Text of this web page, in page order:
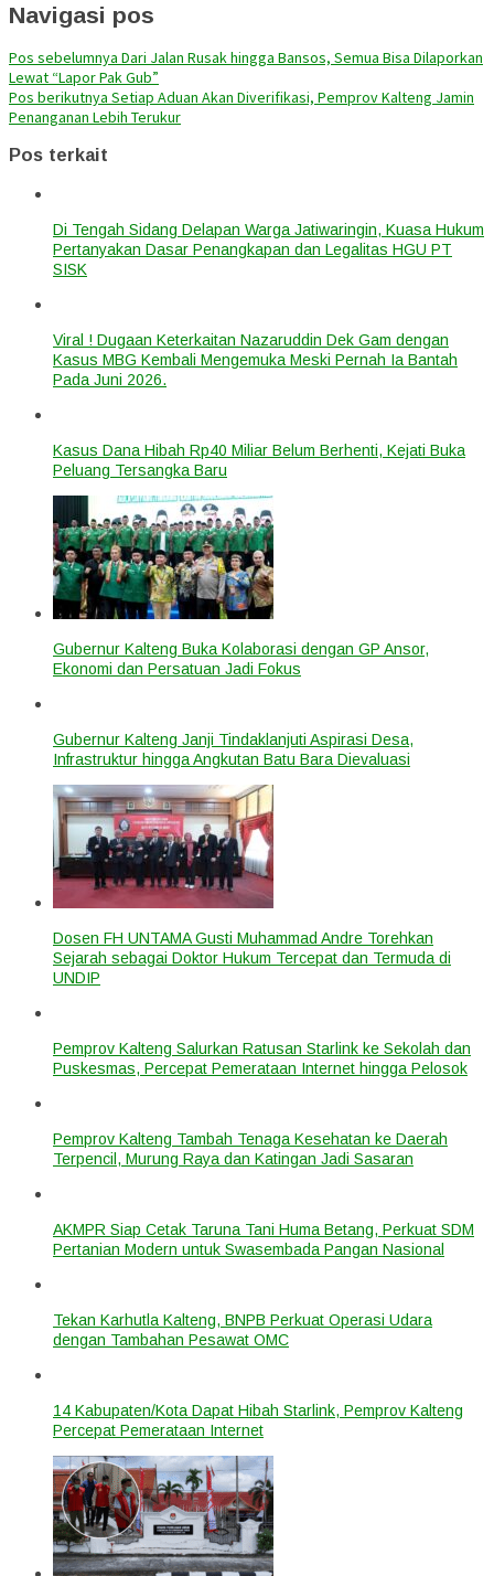
Navigasi pos
Pos sebelumnya Dari Jalan Rusak hingga Bansos, Semua Bisa Dilaporkan
Lewat “Lapor Pak Gub”
Pos berikutnya Setiap Aduan Akan Diverifikasi, Pemprov Kalteng Jamin
Penanganan Lebih Terukur
Pos terkait
Di Tengah Sidang Delapan Warga Jatiwaringin, Kuasa Hukum
Pertanyakan Dasar Penangkapan dan Legalitas HGU PT
SISK
Viral ! Dugaan Keterkaitan Nazaruddin Dek Gam dengan
Kasus MBG Kembali Mengemuka Meski Pernah Ia Bantah
Pada Juni 2026.
Kasus Dana Hibah Rp40 Miliar Belum Berhenti, Kejati Buka
Peluang Tersangka Baru
Gubernur Kalteng Buka Kolaborasi dengan GP Ansor,
Ekonomi dan Persatuan Jadi Fokus
Gubernur Kalteng Janji Tindaklanjuti Aspirasi Desa,
Infrastruktur hingga Angkutan Batu Bara Dievaluasi
Dosen FH UNTAMA Gusti Muhammad Andre Torehkan
Sejarah sebagai Doktor Hukum Tercepat dan Termuda di
UNDIP
Pemprov Kalteng Salurkan Ratusan Starlink ke Sekolah dan
Puskesmas, Percepat Pemerataan Internet hingga Pelosok
Pemprov Kalteng Tambah Tenaga Kesehatan ke Daerah
Terpencil, Murung Raya dan Katingan Jadi Sasaran
AKMPR Siap Cetak Taruna Tani Huma Betang, Perkuat SDM
Pertanian Modern untuk Swasembada Pangan Nasional
Tekan Karhutla Kalteng, BNPB Perkuat Operasi Udara
dengan Tambahan Pesawat OMC
14 Kabupaten/Kota Dapat Hibah Starlink, Pemprov Kalteng
Percepat Pemerataan Internet